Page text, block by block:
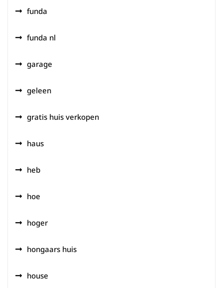
funda
funda nl
garage
geleen
gratis huis verkopen
haus
heb
hoe
hoger
hongaars huis
house